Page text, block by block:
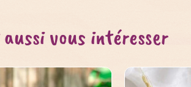
vous intéresser